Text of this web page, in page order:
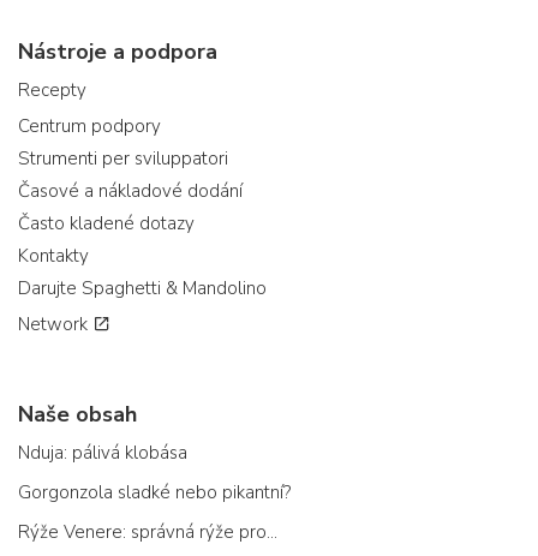
Nástroje a podpora
Recepty
Centrum podpory
Strumenti per sviluppatori
Časové a nákladové dodání
Často kladené dotazy
Kontakty
Darujte Spaghetti & Mandolino
Network
Naše obsah
Nduja: pálivá klobása
Gorgonzola sladké nebo pikantní?
Rýže Venere: správná rýže pro...